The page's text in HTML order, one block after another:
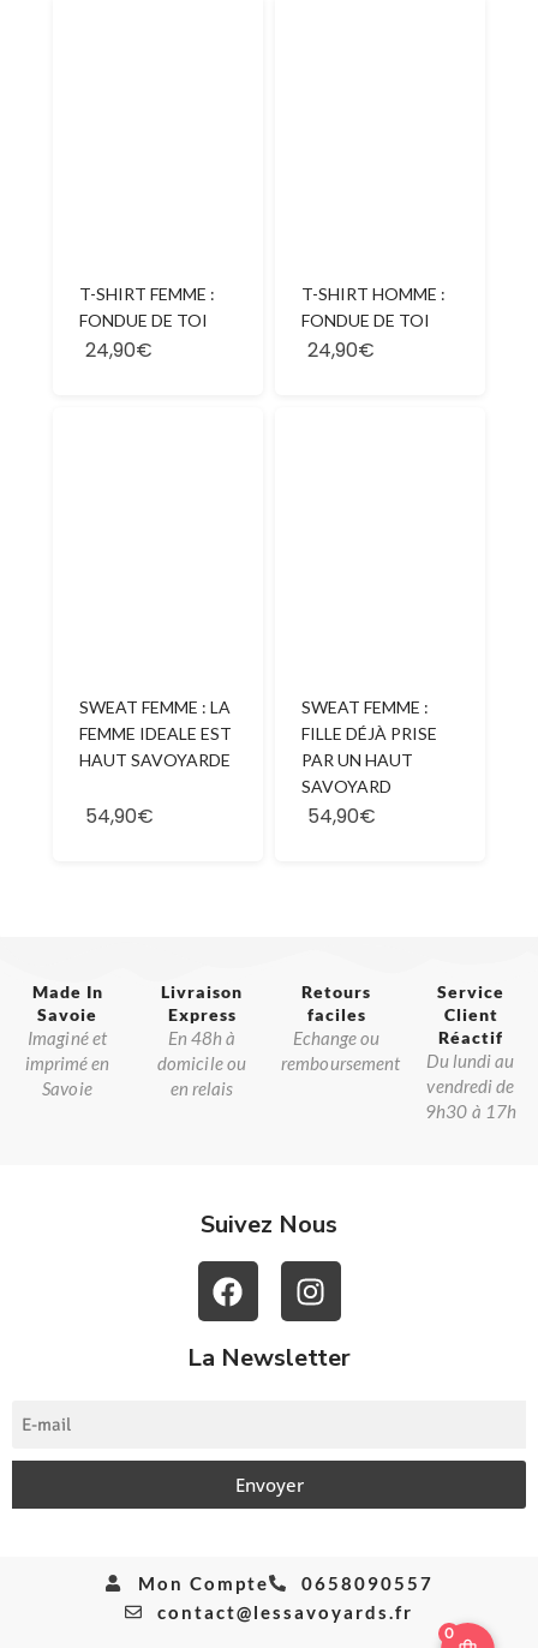
T-SHIRT FEMME :
FONDUE DE TOI
24,90€
T-SHIRT HOMME :
FONDUE DE TOI
24,90€
SWEAT FEMME : LA
FEMME IDEALE EST
HAUT SAVOYARDE
54,90€
SWEAT FEMME :
FILLE DÉJÀ PRISE
PAR UN HAUT
SAVOYARD
54,90€
Made In
Savoie​
Imaginé et
imprimé en
Savoie
Livraison
Express
En 48h à
domicile ou
en relais
Retours
faciles
Echange ou
remboursement
Service
Client
Réactif​
Du lundi au
vendredi de
9h30 à 17h
Suivez Nous
La Newsletter
Envoyer
Mon Compte
0658090557
contact@lessavoyards.fr
0